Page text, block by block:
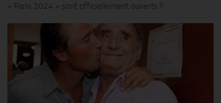
« Paris 2024 » sont officiellement ouverts !!